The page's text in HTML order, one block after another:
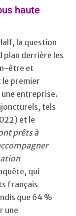
haute
la question
plan derrière les
être et
le premier
entreprise.
tels
et le
prêts à
qui
français
que 64 %
une